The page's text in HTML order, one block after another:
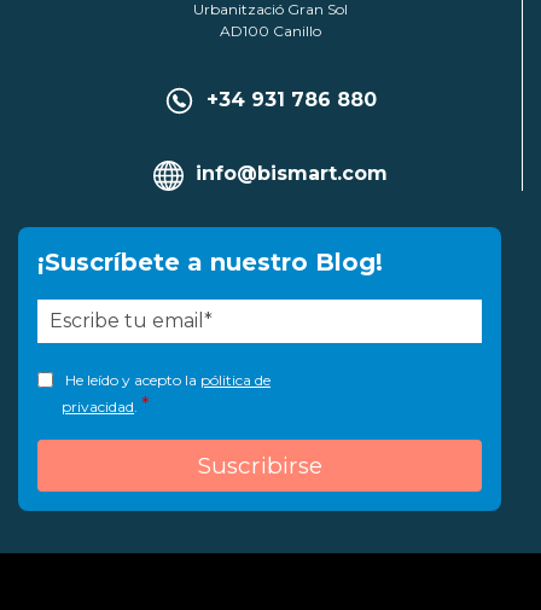
Urbanització Gran Sol
AD100 Canillo
+34 931 786 880
info@bismart.com
¡Suscríbete a nuestro Blog!
He leído y acepto la pólitica de
privacidad *